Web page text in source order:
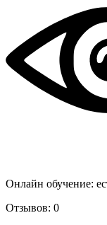
Онлайн обучение:
Отзывов: 0